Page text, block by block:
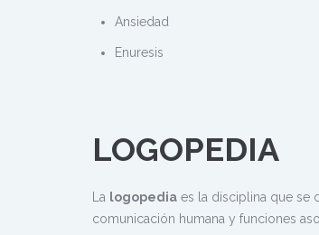
Ansiedad
Enuresis
LOGOPEDIA
La logopedia es la disciplina que se
comunicación humana y funciones